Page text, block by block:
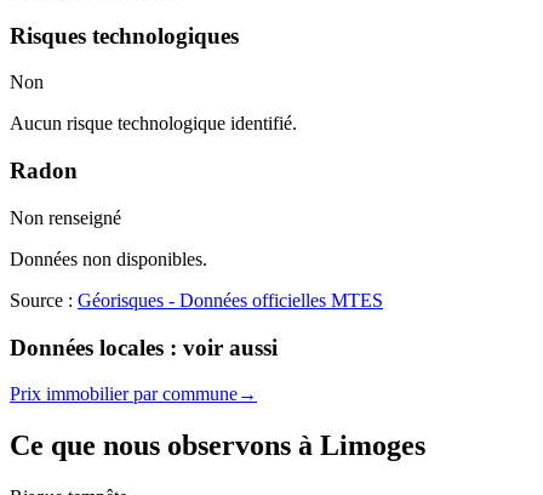
Risques technologiques
Non
Aucun risque technologique identifié.
Radon
Non renseigné
Données non disponibles.
Source : Géorisques - Données officielles MTES
Données locales : voir aussi
Prix immobilier par commune→
Ce que nous observons à Limoges